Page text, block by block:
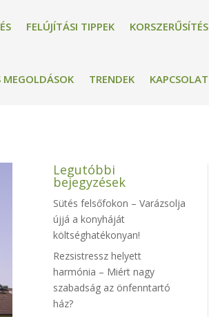
FELÚJÍTÁSI TIPPEK KORSZERŰSÍTÉS
MEGOLDÁSOK TRENDEK KAPCSOLAT
Legutóbbi
bejegyzések
Sütés felsőfokon – Varázsolja
újjá a konyháját
költséghatékonyan!
Rezsistressz helyett
harmónia – Miért nagy
szabadság az önfenntartó
ház?